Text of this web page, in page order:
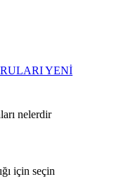
YENİ
nelerdir
için seçin